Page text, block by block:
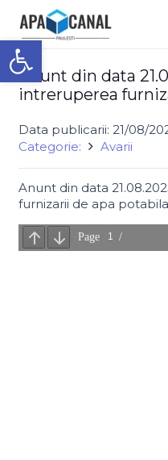
Deschide bara de unelte
Anunt din data
intreruperea
Data publicarii: 21/08/
Categorie:
Avarii
Anunt din data
furnizarii de apa